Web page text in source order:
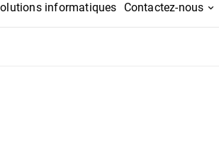
informatiques Contactez-nous